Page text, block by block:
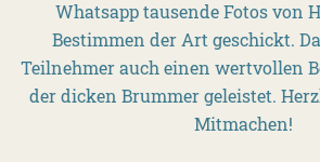
Whatsapp tausende Fotos von
Bestimmen der Art geschickt.
Teilnehmer auch einen wertvollen
der dicken Brummer geleistet.
Mitmachen!